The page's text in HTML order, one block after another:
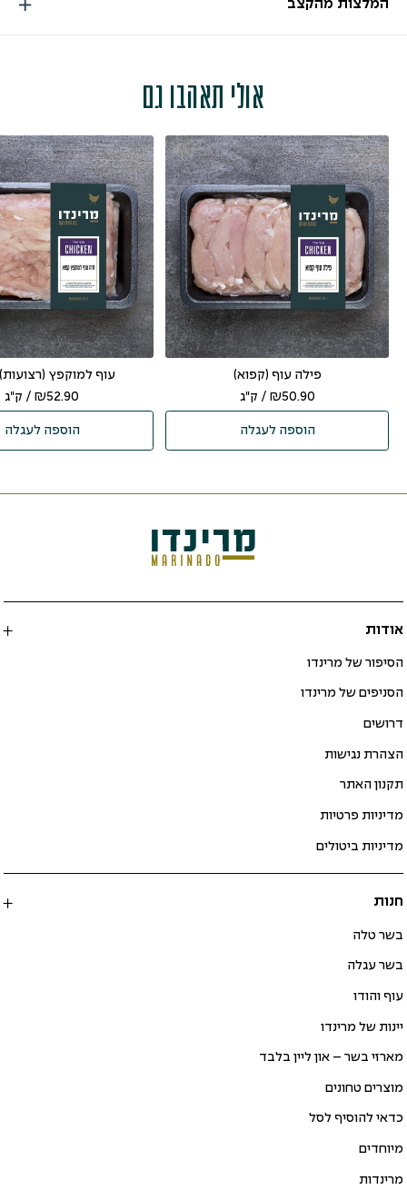
המלצות מהקצב
אולי תאהבו גם
פילה עוף (קפוא)
₪50.90 / ק"ג
הוספה לעגלה
עוף למוקפץ
₪52.90 / ק"ג
הוספה לעגלה
אודות
הסיפור של מרינדו
הסניפים של מרינדו
דרושים
הצהרת נגישות
תקנון האתר
מדיניות פרטיות
מדיניות ביטולים
חנות
בשר טלה
בשר עגלה
עוף והודו
יינות של מרינדו
מארזי בשר – און ליין בלבד
מוצרים טחונים
כדאי להוסיף לסל
מיוחדים
מרינדות